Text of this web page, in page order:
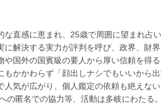
な直感に恵まれ、25歳で周囲に望まれ占
に解決する実力が評判を呼び、政界、財
や国外の国賓級の要人から厚い信頼を得
もかかわらず「顔出しナシでもいいから
人気が広がり、個人鑑定の依頼も絶えな
の匿名での協力等、活動は多岐にわたる